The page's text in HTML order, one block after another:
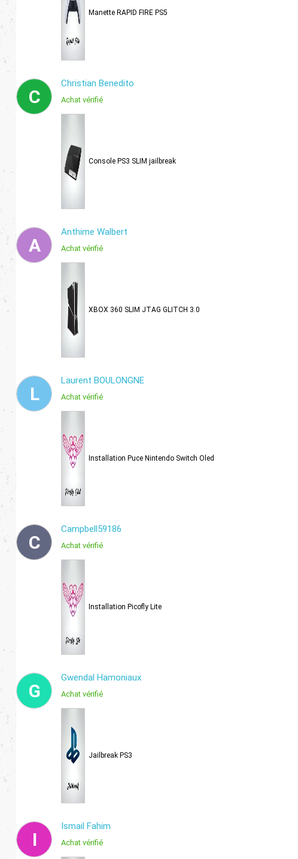
Manette RAPID FIRE PS5
C
Christian Benedito
Achat vérifié
Console PS3 SLIM jailbreak
A
Anthime Walbert
Achat vérifié
XBOX 360 SLIM JTAG GLITCH 3.0
L
Laurent BOULONGNE
Achat vérifié
Installation Puce Nintendo Switch Oled
C
Campbell59186
Achat vérifié
Installation Picofly Lite
G
Gwendal Hamoniaux
Achat vérifié
Jailbreak PS3
I
Ismail Fahim
Achat vérifié